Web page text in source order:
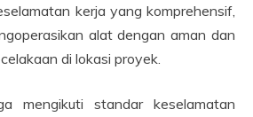
kerja yang komprehensif,
alat dengan aman dan
di lokasi proyek.
mengikuti standar keselamatan